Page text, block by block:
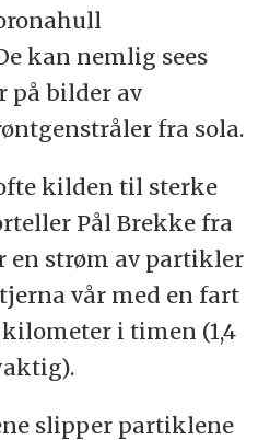
kan nemlig sees
på bilder av
fra sola.
kilden til sterke
Pål Brekke fra
en strøm av partikler
vår med en fart
i timen (1,4
slipper partiklene